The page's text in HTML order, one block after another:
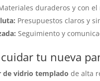
duraderos y con
Presupuestos claros y
Seguimiento y
tu nueva
de vidrio templado de alta